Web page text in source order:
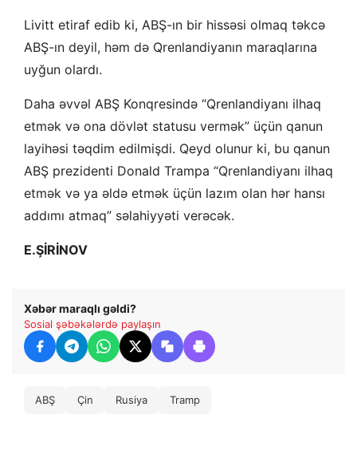
Livitt etiraf edib ki, ABŞ-ın bir hissəsi olmaq təkcə
ABŞ-ın deyil, həm də Qrenlandiyanın maraqlarına
uyğun olardı.
Daha əvvəl ABŞ Konqresində “Qrenlandiyanı ilhaq
etmək və ona dövlət statusu vermək” üçün qanun
layihəsi təqdim edilmişdi. Qeyd olunur ki, bu qanun
ABŞ prezidenti Donald Trampa “Qrenlandiyanı ilhaq
etmək və ya əldə etmək üçün lazım olan hər hansı
addımı atmaq” səlahiyyəti verəcək.
E.ŞİRİNOV
Xəbər maraqlı gəldi?
Sosial şəbəkələrdə paylaşın
ABŞ Çin Rusiya Tramp